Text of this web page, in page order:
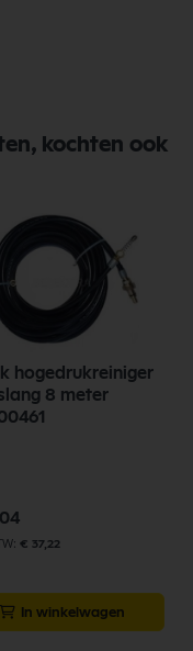
kochten ook
hogedrukreiniger
8 meter
€ 37,22
In winkelwagen